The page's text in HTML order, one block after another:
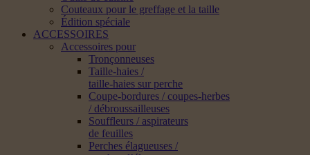
Couteaux pour le greffage et la taille
Édition spéciale
ACCESSOIRES
Accessoires pour
Tronçonneuses
Taille-haies /
taille-haies sur perche
Coupe-bordures / coupes-herbes
/ débroussailleuses
Souffleurs / aspirateurs
de feuilles
Perches élagueuses /